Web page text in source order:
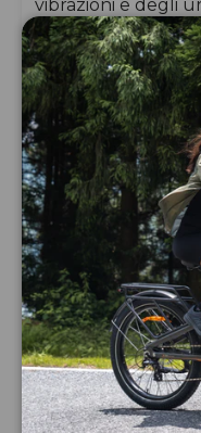
vibrazioni e degli
bicicletta
come abbiamo
un’accelerazione
coppia.
Non manca il
fluidità della
batteria: fino a
ricarica completa.